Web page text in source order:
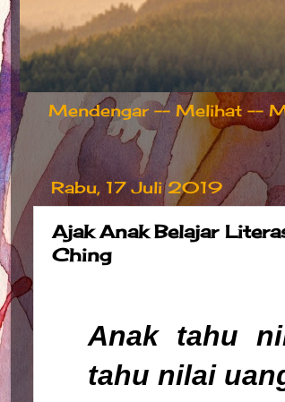
Mendengar -- Melihat --
Rabu, 17 Juli 2019
Ajak Anak Belajar
Ching
Anak tahu
tahu nilai